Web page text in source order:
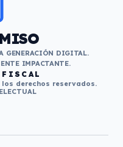
GENERACIÓN DIGITAL.
IMPACTANTE.
derechos reservados.